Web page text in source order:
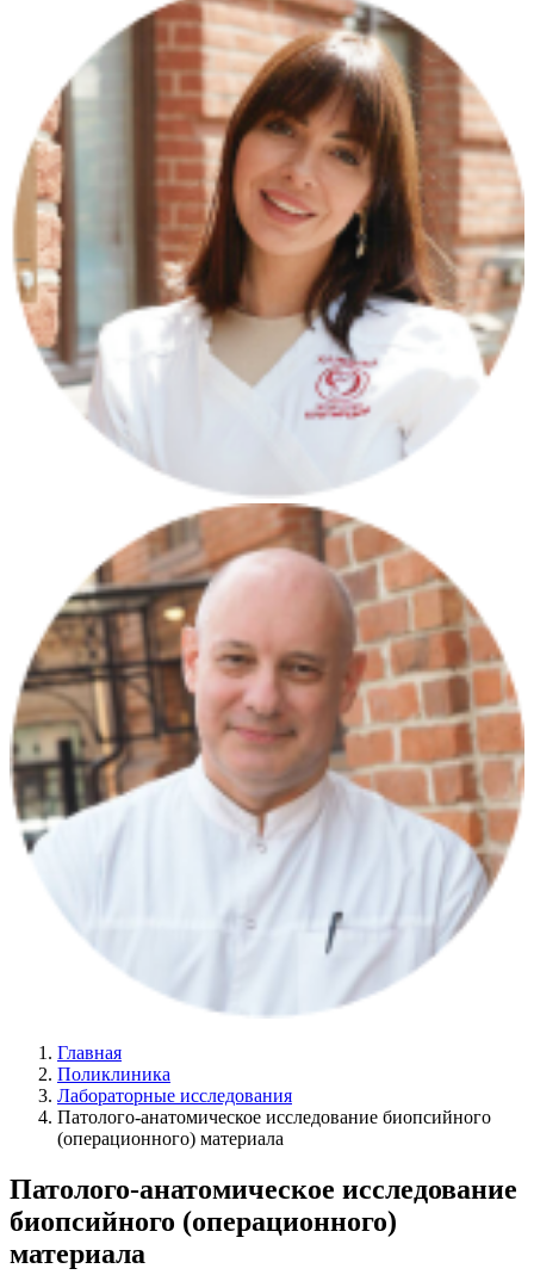
Главная
Поликлиника
Лабораторные исследования
Патолого-анатомическое исследование биопсийного
(операционного) материала
Патолого-анатомическое исследование
биопсийного (операционного)
материала